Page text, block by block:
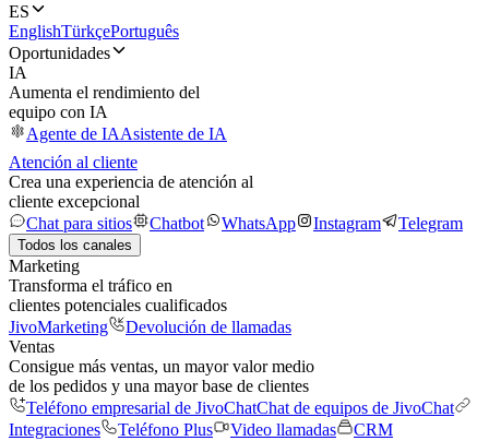
ES
EnglishTürkçePortuguês
Oportunidades
IA
Aumenta el rendimiento del
equipo con IA
Agente de IAAsistente de IA
Atención al cliente
Crea una experiencia de atención al
cliente excepcional
Chat para sitios
Chatbot WhatsApp Instagram Telegram
Todos los canales
Marketing
Transforma el tráfico en
clientes potenciales cualificados
JivoMarketing
Devolución de llamadas
Ventas
Consigue más ventas, un mayor valor medio
de los pedidos y una mayor base de clientes
Teléfono empresarial de JivoChatChat de equipos de JivoChat
Integraciones
Teléfono Plus Video llamadas
CRM